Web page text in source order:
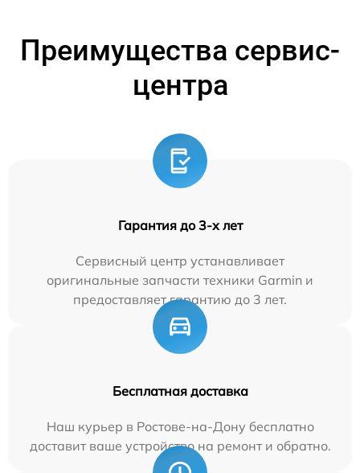
Преимущества сервис-
центра
Гарантия до 3-х лет
Сервисный центр устанавливает
оригинальные запчасти техники Garmin и
предоставляет гарантию до 3 лет.
Бесплатная доставка
Наш курьер в Ростове-на-Дону бесплатно
доставит ваше устройство на ремонт и обратно.